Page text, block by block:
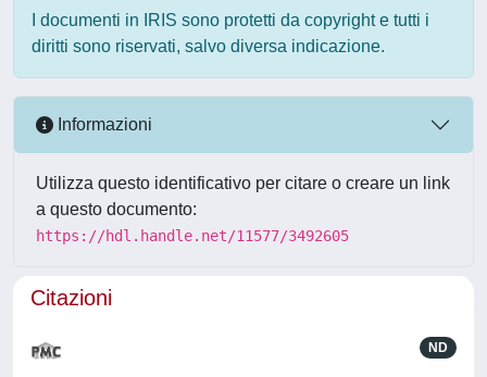
I documenti in IRIS sono protetti da copyright e tutti i
diritti sono riservati, salvo diversa indicazione.
Informazioni
Utilizza questo identificativo per citare o creare un link
a questo documento:
https://hdl.handle.net/11577/3492605
Citazioni
ND